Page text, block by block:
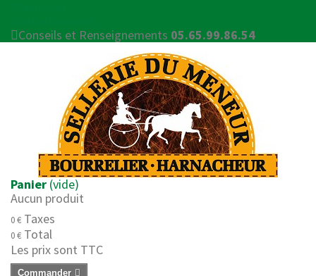
Conseils et Renseignements 05.65.99.86.54
Panier (vide)
Aucun produit
0 € Taxes
0 € Total
Les prix sont TTC
Commander